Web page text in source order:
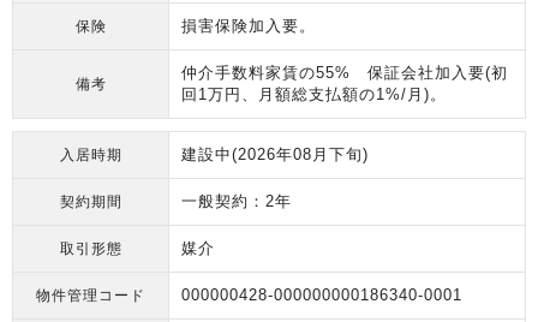
保険 損害保険加入要。
備考
仲介手数料家賃の55% 保証会社加入要(初
回1万円、月額総支払額の1%/月)。
入居時期 建設中(2026年08月下旬)
契約期間 一般契約：2年
取引形態 媒介
物件管理コード 000000428-000000000186340-0001